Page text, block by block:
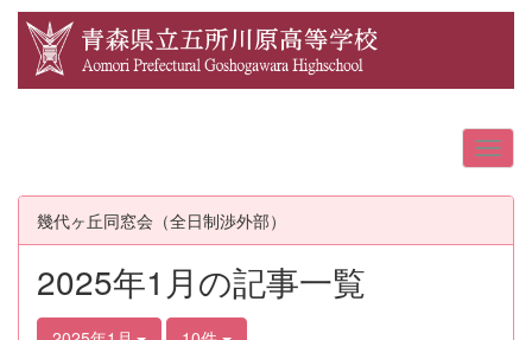
幾代ヶ丘同窓会（全日制渉外部）
2025年1月の記事一覧